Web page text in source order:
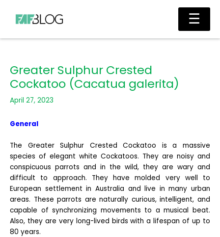
content
Main
Greater Sulphur Crested
Cockatoo (Cacatua galerita)
April 27, 2023
General
The Greater Sulphur Crested Cockatoo is a massive
species of elegant white Cockatoos. They are noisy and
conspicuous parrots and in the wild, they are wary and
difficult to approach. They have molded very well to
European settlement in Australia and live in many urban
areas. These parrots are naturally curious, intelligent, and
capable of synchronizing movements to a musical beat.
Also, they are very long-lived birds with a lifespan of up to
80 years.
☰